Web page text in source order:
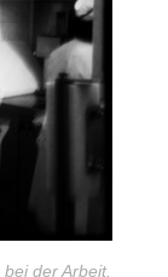
der Arbeit.